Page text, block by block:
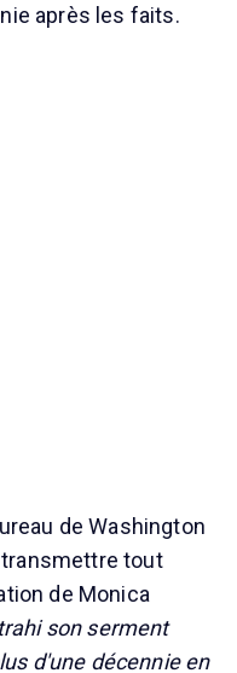
après les faits.
de Washington
transmettre tout
de Monica
son serment
d'une décennie en